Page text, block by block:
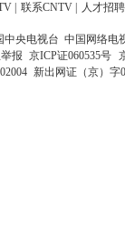
联系CNTV 人才招聘
中央电视台 中国网络电
报 京ICP证060535号
新出网证（京）